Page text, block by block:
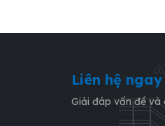
Liên hệ
Giải đáp vấn đề